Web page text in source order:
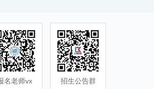
名老师vx 招生公告群